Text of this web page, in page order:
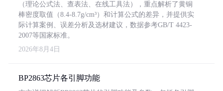
（理论公式法、查表法、在线工具法），重点解析了黄铜
棒密度取值（8.4-8.7g/cm³）和计算公式的差异，并提供实
际计算案例、误差分析及选材建议，数据参考GB/T 4423-
2007等国家标准。
2026年8月4日
BP2863芯片各引脚功能